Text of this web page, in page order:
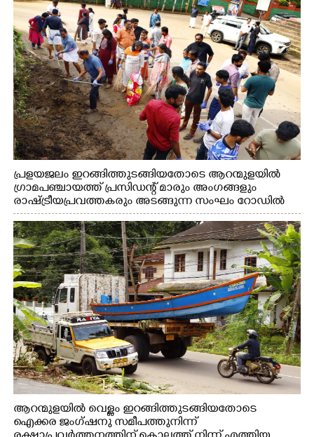
പ്രളയജലം ഇറങ്ങിത്തുടങ്ങിയതോടെ ആറന്മുളയിൽ
ഗ്രാമപഞ്ചായത്ത് പ്രസിഡന്റ് മാരും അംഗങ്ങളും
രാഷ്ട്രീയപ്രവത്തകരും അടങ്ങുന്ന സംഘം റോഡിൽ
അടിഞ്ഞ് കൂടിയ ചെളിയും മണ്ണും മറ്റ് മാലിന്യങ്ങളും
നീക്കം ചെയ്യുന്നു.
ആറന്മുളയിൽ വെള്ളം ഇറങ്ങിത്തുടങ്ങിയതോടെ
ഐക്കര ജംഗ്ഷനു സമീപത്തുനിന്ന്